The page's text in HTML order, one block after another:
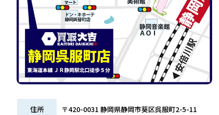
住所 〒420-0031 静岡県静岡市葵区呉服町2-5-11